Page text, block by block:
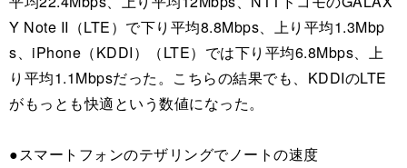
Y Note II（LTE）で下り平均8.8Mbps、上り平均1.3Mbp
s、iPhone（KDDI）（LTE）では下り平均6.8Mbps、上
り平均1.1Mbpsだった。こちらの結果でも、KDDIのLTE
がもっとも快適という数値になった。
●スマートフォンのテザリングでノートの速度